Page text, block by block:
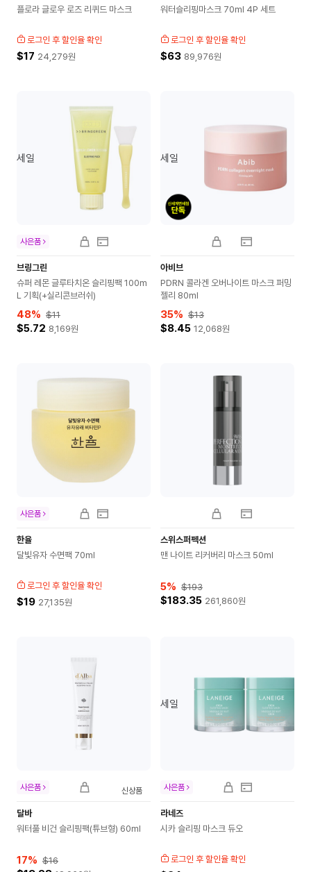
플로라 글로우 로즈 리퀴드 마스크
로그인 후 할인율 확인
$17 24,279원
워터슬리핑마스크 70ml 4P 세트
로그인 후 할인율 확인
$63 89,976원
세일
브링그린
슈퍼 레몬 글루타치온 슬리핑팩 100m
L 기획(+실리콘브러쉬)
48% $11
$5.72 8,169원
사은품
세일
아비브
PDRN 콜라겐 오버나이트 마스크 퍼밍
젤리 80ml
35% $13
$8.45 12,068원
한율
달빛유자 수면팩 70ml
로그인 후 할인율 확인
$19 27,135원
사은품
스위스퍼펙션
맨 나이트 리커버리 마스크 50ml
5% $193
$183.35 261,860원
달바
워터풀 비건 슬리핑팩(튜브형) 60ml
17% $16
사은품 신상품
세일
라네즈
시카 슬리핑 마스크 듀오
로그인 후 할인율 확인
사은품